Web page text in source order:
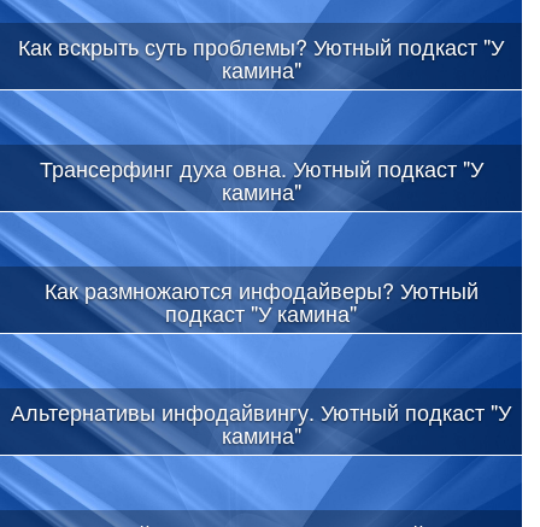
Как вскрыть суть проблемы? Уютный подкаст "У
камина"
Трансерфинг духа овна. Уютный подкаст "У
камина"
Как размножаются инфодайверы? Уютный
подкаст "У камина"
Альтернативы инфодайвингу. Уютный подкаст "У
камина"